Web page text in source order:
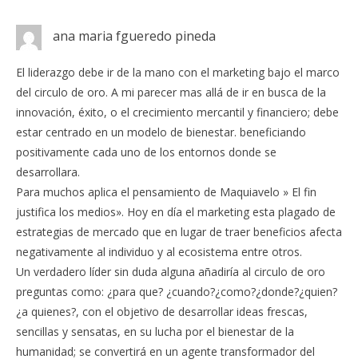
ana maria fgueredo pineda
El liderazgo debe ir de la mano con el marketing bajo el marco
del circulo de oro. A mi parecer mas allá de ir en busca de la
innovación, éxito, o el crecimiento mercantil y financiero; debe
estar centrado en un modelo de bienestar. beneficiando
positivamente cada uno de los entornos donde se
desarrollara.
Para muchos aplica el pensamiento de Maquiavelo » El fin
justifica los medios». Hoy en día el marketing esta plagado de
estrategias de mercado que en lugar de traer beneficios afecta
negativamente al individuo y al ecosistema entre otros.
Un verdadero líder sin duda alguna añadiría al circulo de oro
preguntas como: ¿para que? ¿cuando?¿como?¿donde?¿quien?
¿a quienes?, con el objetivo de desarrollar ideas frescas,
sencillas y sensatas, en su lucha por el bienestar de la
humanidad; se convertirá en un agente transformador del